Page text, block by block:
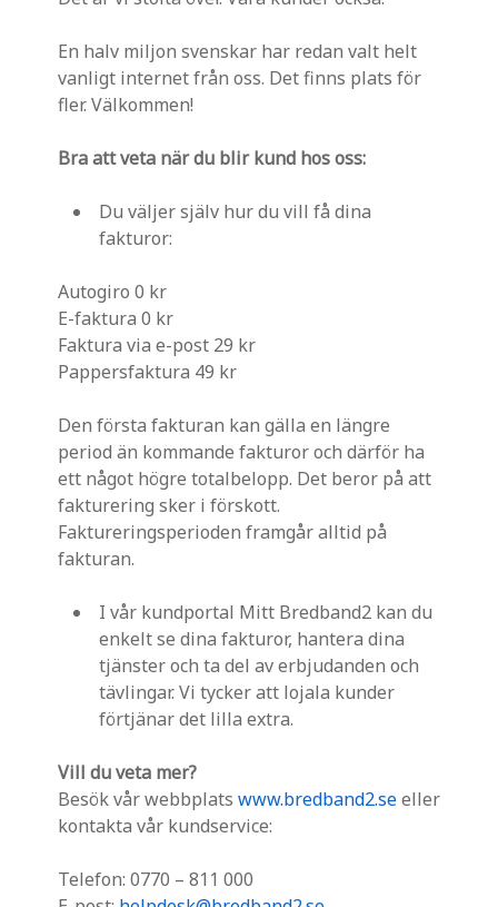
En halv miljon svenskar har redan valt helt
vanligt internet från oss. Det finns plats för
fler. Välkommen!
Bra att veta när du blir kund hos oss:
Du väljer själv hur du vill få dina
fakturor:
Autogiro 0 kr
E-faktura 0 kr
Faktura via e-post 29 kr
Pappersfaktura 49 kr
Den första fakturan kan gälla en längre
period än kommande fakturor och därför ha
ett något högre totalbelopp. Det beror på att
fakturering sker i förskott.
Faktureringsperioden framgår alltid på
fakturan.
I vår kundportal Mitt Bredband2 kan du
enkelt se dina fakturor, hantera dina
tjänster och ta del av erbjudanden och
tävlingar. Vi tycker att lojala kunder
förtjänar det lilla extra.
Vill du veta mer?
Besök vår webbplats www.bredband2.seeller
kontakta vår kundservice:
Telefon: 0770 – 811 000